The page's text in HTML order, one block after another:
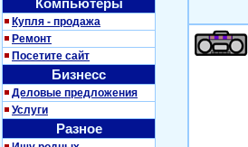
Компьютеры
Купля - продажа
Ремонт
Посетите сайт
Бизнесс
Деловые предложения
Услуги
Разное